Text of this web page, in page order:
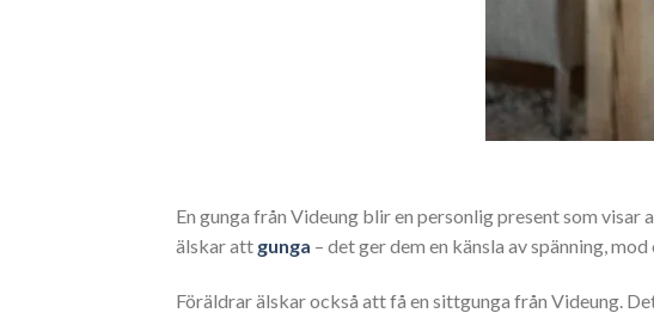
En gunga från Videung blir en personlig present som
älskar att gunga – det ger dem en känsla av spänning,
Föräldrar älskar också att få en sittgunga från Videung.